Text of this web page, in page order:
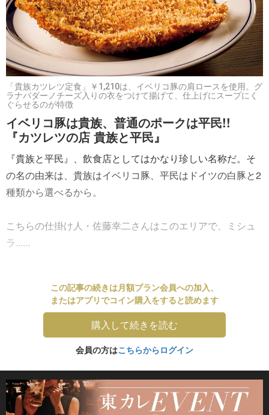
「貴族カツレツ定食」￥1,210は、イベリコ豚の肩ロースを使用。グ
ラナパダーノチーズ入りの衣をつけて揚げて、仕上げにスープにく
ぐらせるのが特徴
イベリコ豚は貴族、普通のポークは平民!!
『カツレツの店 貴族と平民』
『貴族と平民』、飲食店としてはかなり珍しい名称だ。そ
の名の由来は、貴族はイベリコ豚、平民はドイツの白豚と2
種類から選べるから。
こちらの仕掛け人・佐藤幸二さんはこのエリアで、ミシュ
ラ......
この記事の続きは月額プラン会員への加入、
またはアプリでコイン購入をすると読めます
購入して続きを読む
会員の方はこちらからログイン